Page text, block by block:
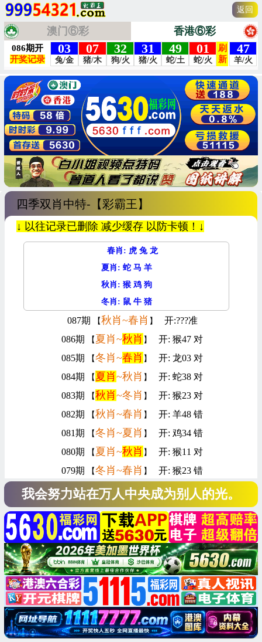
返回
澳门⑥彩 香港⑥彩